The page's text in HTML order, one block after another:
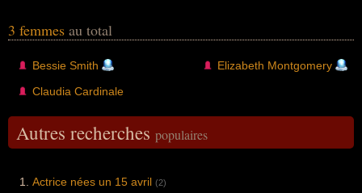
3 femmes au total
Bessie Smith
Claudia Cardinale
Elizabeth Montgomery
Autres recherches populaires
Actrice nées un 15 avril (2)